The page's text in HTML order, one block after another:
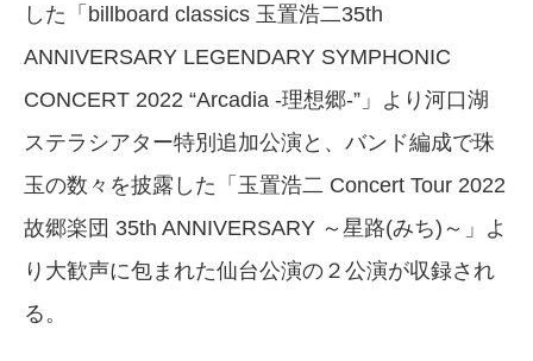
した「billboard classics 玉置浩二35th
ANNIVERSARY LEGENDARY SYMPHONIC
CONCERT 2022 “Arcadia -理想郷-”」より河口湖
ステラシアター特別追加公演と、バンド編成で珠
玉の数々を披露した「玉置浩二 Concert Tour 2022
故郷楽団 35th ANNIVERSARY ～星路(みち)～」よ
り大歓声に包まれた仙台公演の２公演が収録され
る。